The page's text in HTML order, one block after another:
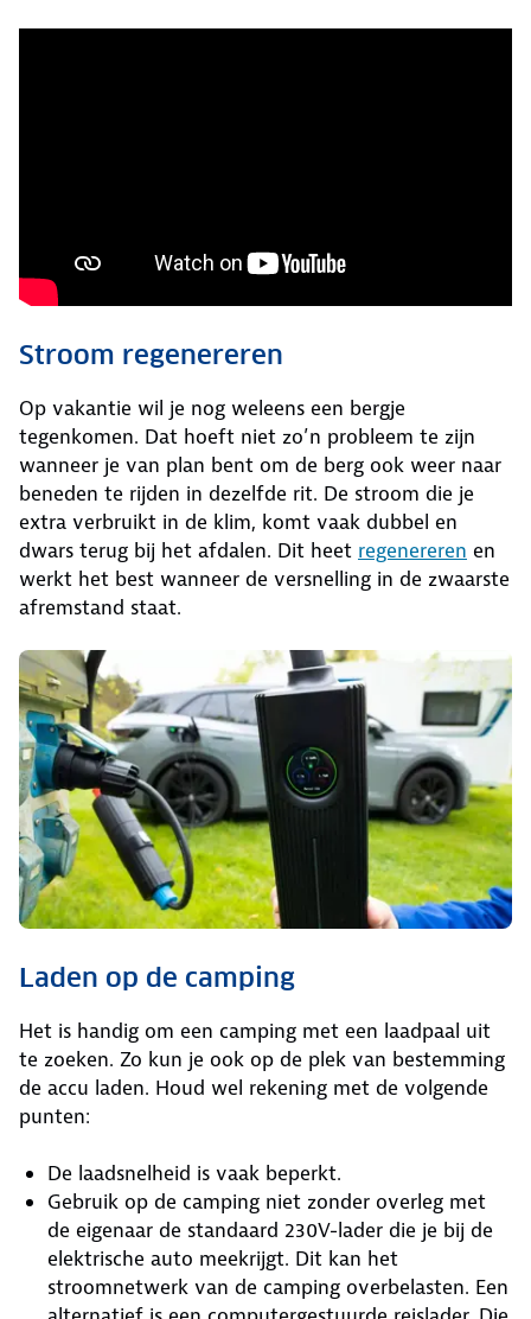
Stroom regenereren
Op vakantie wil je nog weleens een bergje
tegenkomen. Dat hoeft niet zo’n probleem te zijn
wanneer je van plan bent om de berg ook weer naar
beneden te rijden in dezelfde rit. De stroom die je
extra verbruikt in de klim, komt vaak dubbel en
dwars terug bij het afdalen. Dit heet regenereren en
werkt het best wanneer de versnelling in de zwaarste
afremstand staat.
Laden op de camping
Het is handig om een camping met een laadpaal uit
te zoeken. Zo kun je ook op de plek van bestemming
de accu laden. Houd wel rekening met de volgende
punten:
De laadsnelheid is vaak beperkt.
Gebruik op de camping niet zonder overleg met
de eigenaar de standaard 230V-lader die je bij de
elektrische auto meekrijgt. Dit kan het
stroomnetwerk van de camping overbelasten. Een